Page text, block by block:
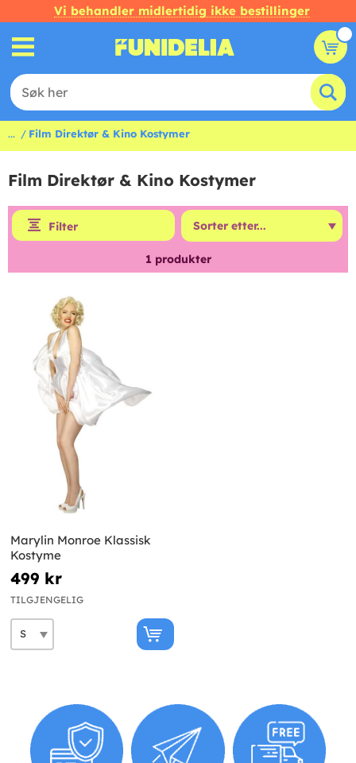
Vi behandler midlertidig ikke bestillinger
... Film Direktør & Kino Kostymer
Film Direktør & Kino Kostymer
Filter
1 produkter
Marylin Monroe Klassisk
Kostyme
499 kr
TILGJENGELIG